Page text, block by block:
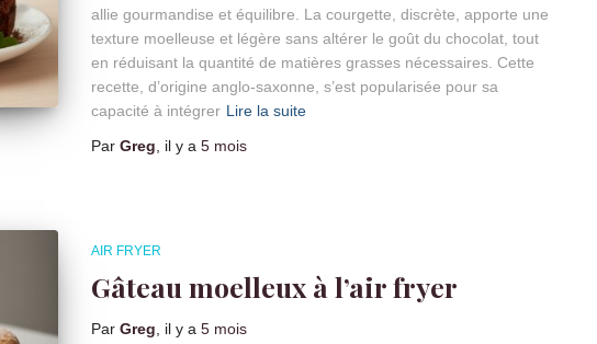
allie gourmandise et équilibre. La courgette, discrète, apporte une
texture moelleuse et légère sans altérer le goût du chocolat, tout
en réduisant la quantité de matières grasses nécessaires. Cette
recette, d’origine anglo-saxonne, s’est popularisée pour sa
capacité à intégrer Lire la suite
Par Greg , il y a 5 mois
AIR FRYER
Gâteau moelleux à l’air fryer
Par Greg , il y a 5 mois